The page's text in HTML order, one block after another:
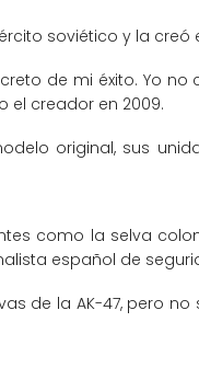
soviético y la creó
de mi éxito. Yo
el creador en 2009.
original, sus
como la selva
español de
de la AK-47, pero